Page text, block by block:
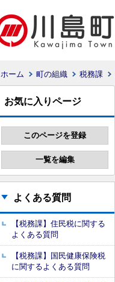
ホーム 町の組織 税務課
お気に入りページ
よくある質問
【税務課】住民税に関する
よくある質問
【税務課】国民健康保険税
に関するよくある質問